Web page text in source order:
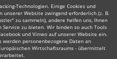
Technologien. Einige Cookies und
Website zwingend erforderlich (z. B.
zu sammeln), andere helfen uns, Ihnen
zu bieten. Wir binden so auch Tools
und Vimeo auf unserer Website ein.
werden personenbezogene Daten an
Wirtschaftsraums - übermittelt